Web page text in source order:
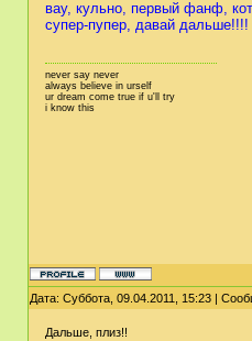
вау, кульно, первый фанф,
супер-пупер, давай дальше!!!!
never say never
always believe in urself
ur dream come true if u'll try
i know this
Дата: Суббота, 09.04.2011, 15:23 |
Дальше, плиз!!